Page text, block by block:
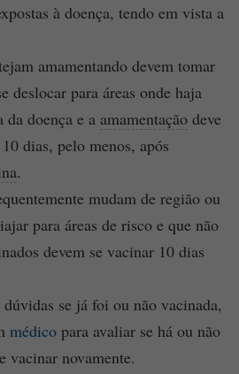
à doença, tendo em vista a
amamentando devem tomar
deslocar para áreas onde haja
da doença e a amamentação deve
dias, pelo menos, após
.
mudam de região ou
para áreas de risco e que não
devem se vacinar 10 dias
dúvidas se já foi ou não vacinada,
médico para avaliar se há ou não
vacinar novamente.